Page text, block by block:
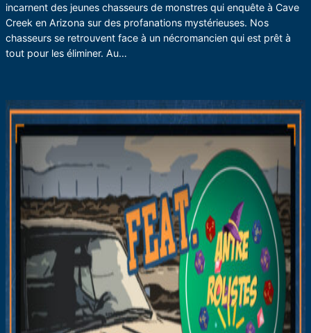
incarnent des jeunes chasseurs de monstres qui enquête à Cave
Creek en Arizona sur des profanations mystérieuses. Nos
chasseurs se retrouvent face à un nécromancien qui est prêt à
tout pour les éliminer. Au…